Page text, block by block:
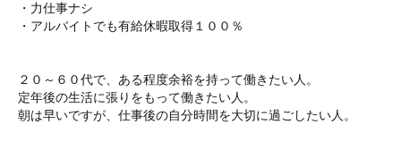
・力仕事ナシ
・アルバイトでも有給休暇取得１００％
２０～６０代で、ある程度余裕を持って働きたい人。
定年後の生活に張りをもって働きたい人。
朝は早いですが、仕事後の自分時間を大切に過ごしたい人。